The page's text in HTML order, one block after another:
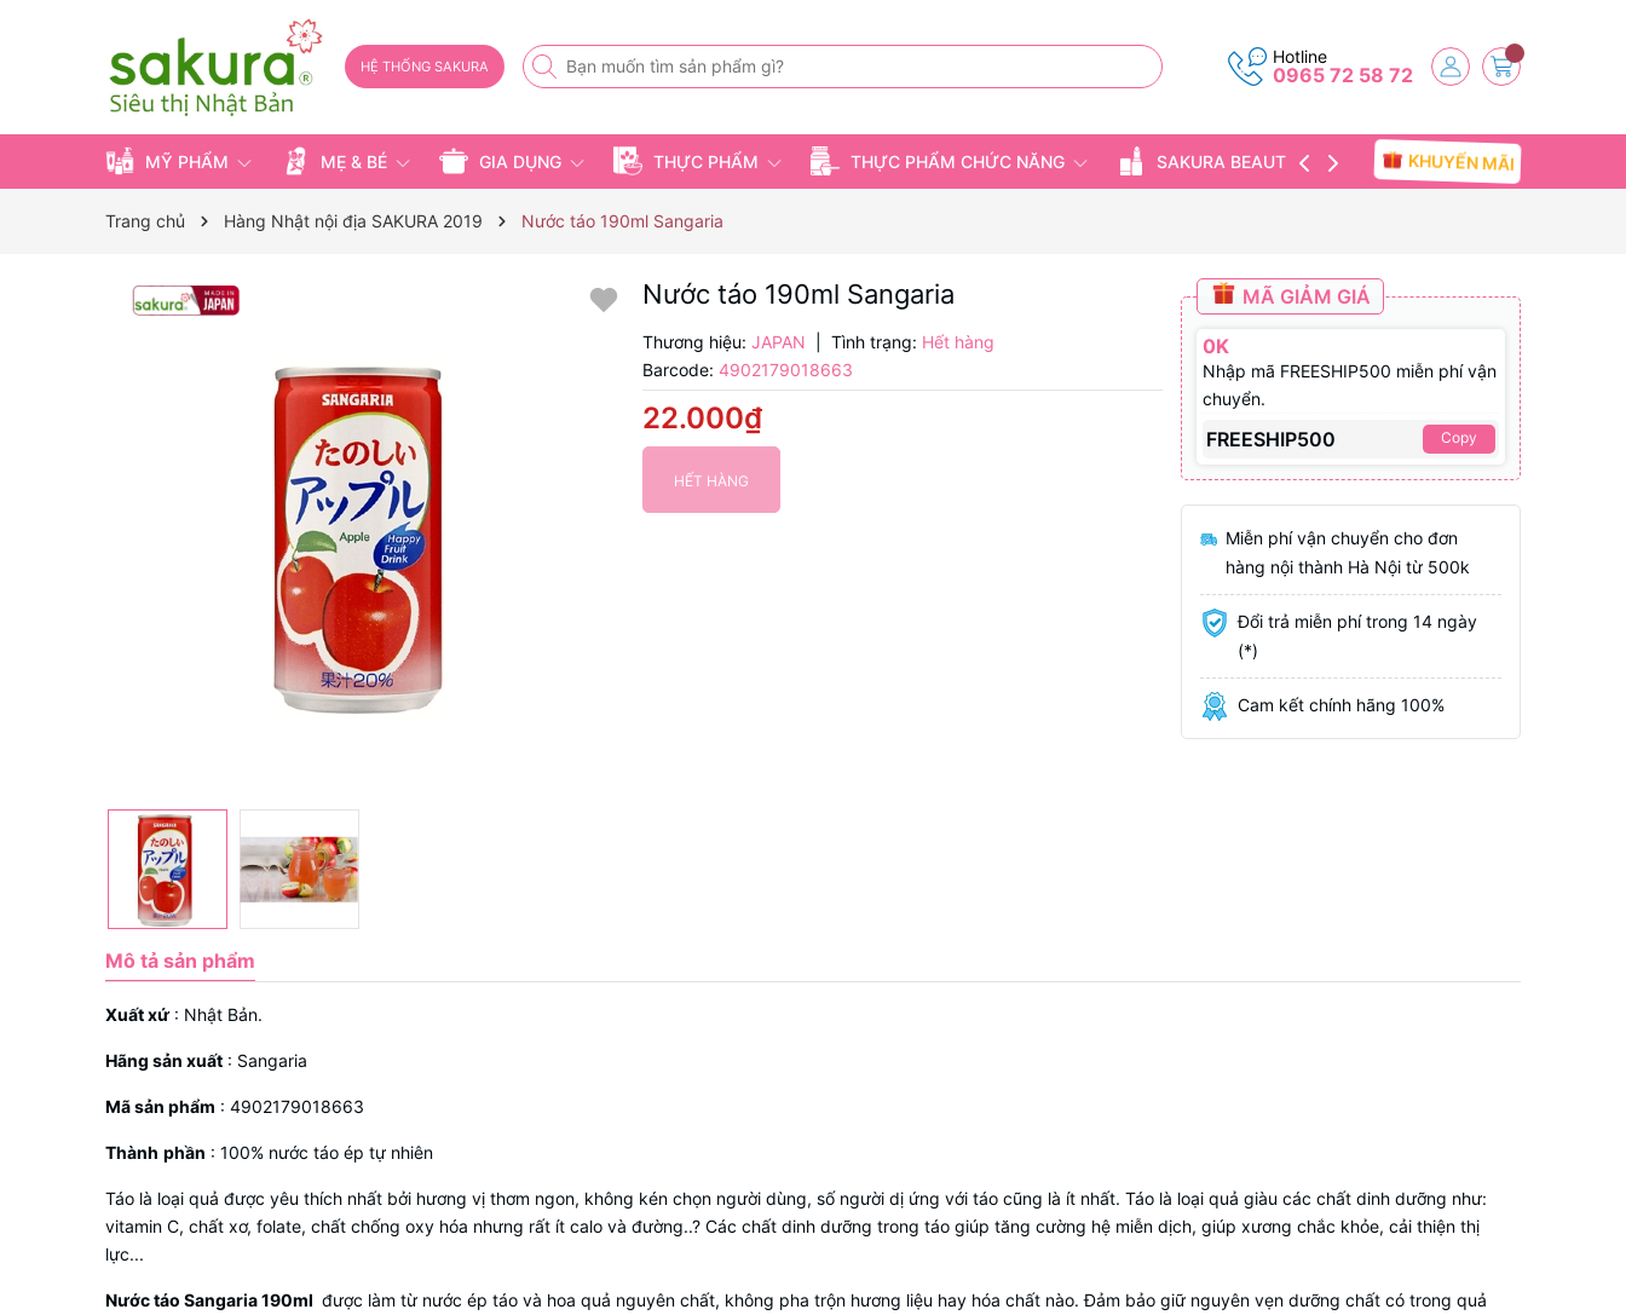
HỆ THỐNG SAKURA Hotline
0965 72 58 72
MỸ PHẨM MẸ & BÉ GIA DỤNG THỰC PHẨM THỰC PHẨM CHỨC NĂNG SAKURA BEAUTY TIN TỨC
KHUYẾN MÃI
Trang chủ Hàng Nhật nội địa SAKURA 2019 Nước táo 190ml Sangaria
Nước táo 190ml Sangaria
Thương hiệu: JAPAN Tình trạng: Hết hàng
Barcode: 4902179018663
22.000₫
HẾT HÀNG
MÃ GIẢM GIÁ
0K
Nhập mã FREESHIP500 miễn phí vận
chuyển.
FREESHIP500 Copy
Miễn phí vận chuyển cho đơn
hàng nội thành Hà Nội từ 500k
Đổi trả miễn phí trong 14 ngày
(*)
Cam kết chính hãng 100%
Mô tả sản phẩm
Xuất xứ : Nhật Bản.
Hãng sản xuất : Sangaria
Mã sản phẩm : 4902179018663
Thành phần : 100% nước táo ép tự nhiên
Táo là loại quả được yêu thích nhất bởi hương vị thơm ngon, không kén chọn người dùng, số người dị ứng với táo cũng là ít nhất. Táo là loại quả giàu các chất dinh dưỡng như:
vitamin C, chất xơ, folate, chất chống oxy hóa nhưng rất ít calo và đường..? Các chất dinh dưỡng trong táo giúp tăng cường hệ miễn dịch, giúp xương chắc khỏe, cải thiện thị
lực...
Nước táo Sangaria 190ml được làm từ nước ép táo và hoa quả nguyên chất, không pha trộn hương liệu hay hóa chất nào. Đảm bảo giữ nguyên vẹn dưỡng chất có trong quả